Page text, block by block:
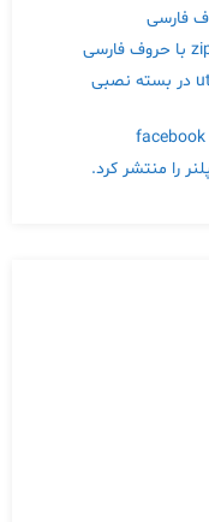
رفع خطای utf8_general_ci: Fail در بسته نصبی